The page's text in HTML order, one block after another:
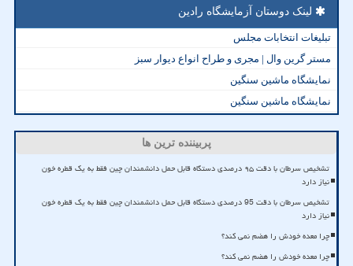
لینک دوستان آزمایشگاه رادین
تبلیغات انتخابات مجلس
مستر گرین وال | مجری و طراح انواع دیوار سبز
نمایشگاه ماشین سنگین
نمایشگاه ماشین سنگین
پربیننده ترین ها
تشخیص سرطان با دقت ۹۵ درصدی دستگاه قابل حمل دانشمندان چین فقط به یک قطره خون
نیاز دارد
تشخیص سرطان با دقت 95 درصدی دستگاه قابل حمل دانشمندان چین فقط به یک قطره خون
نیاز دارد
چرا معده خودش را هضم نمی کند؟
چرا معده خودش را هضم نمی کند؟